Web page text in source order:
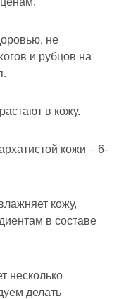
не
и рубцов на
в кожу.
кожи – 6-
кожу,
в составе
несколько
делать